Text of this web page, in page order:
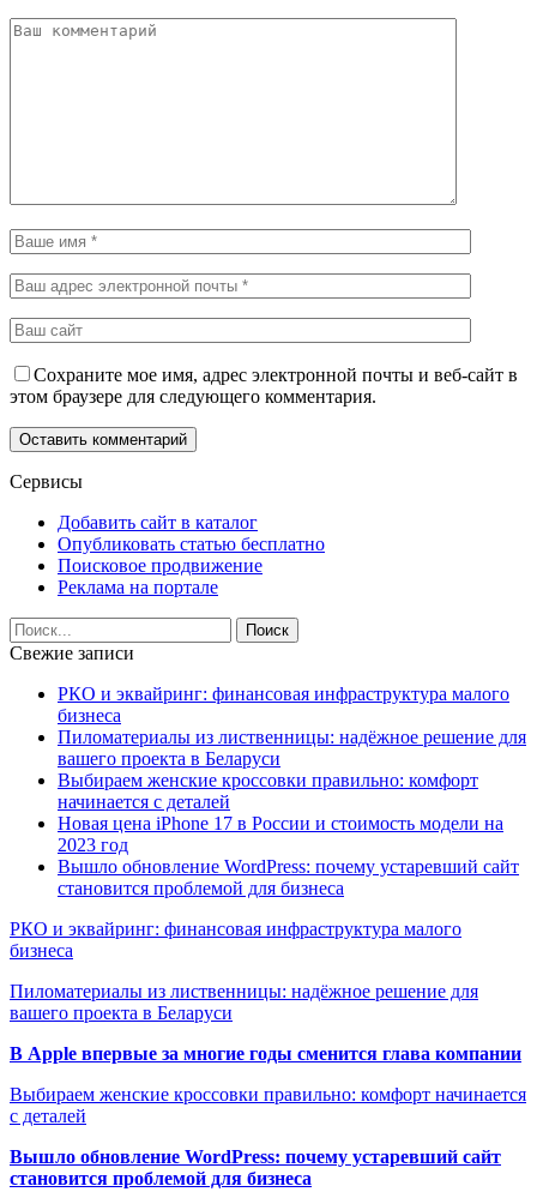
Сохраните мое имя, адрес электронной почты и веб-сайт в
этом браузере для следующего комментария.
Сервисы
Добавить сайт в каталог
Опубликовать статью бесплатно
Поисковое продвижение
Реклама на портале
Свежие записи
РКО и эквайринг: финансовая инфраструктура малого
бизнеса
Пиломатериалы из лиственницы: надёжное решение для
вашего проекта в Беларуси
Выбираем женские кроссовки правильно: комфорт
начинается с деталей
Новая цена iPhone 17 в России и стоимость модели на
2023 год
Вышло обновление WordPress: почему устаревший сайт
становится проблемой для бизнеса
РКО и эквайринг: финансовая инфраструктура малого
бизнеса
Пиломатериалы из лиственницы: надёжное решение для
вашего проекта в Беларуси
В Apple впервые за многие годы сменится глава компании
Выбираем женские кроссовки правильно: комфорт начинается
с деталей
Вышло обновление WordPress: почему устаревший сайт
становится проблемой для бизнеса